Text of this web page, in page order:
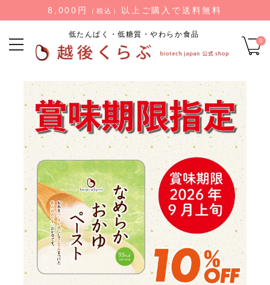
8,000円 （税込） 以上ご購入で送料無料
低たんぱく・低糖質・やわらか食品
0